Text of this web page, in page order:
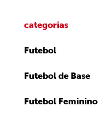
categorias
Futebol
Futebol de Base
Futebol Feminino